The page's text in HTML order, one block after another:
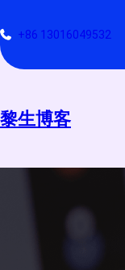
至
内
容
+86 13016049532
黎生博客